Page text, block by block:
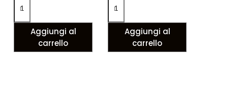
Aggiungi al
carrello
Aggiungi al
carrello